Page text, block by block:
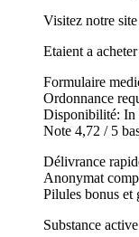
Visitez notre
Etaient a
Formulaire
Ordonnance
Disponibilité: In
Note 4,72 / 5
Délivrance
Anonymat
Pilules bonus et
Substance